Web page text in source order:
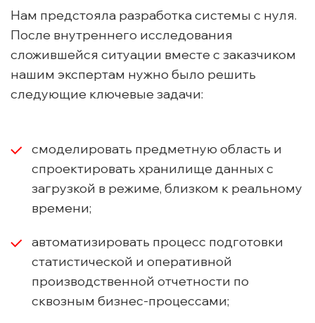
Нам предстояла разработка системы с нуля.
После внутреннего исследования
сложившейся ситуации вместе с заказчиком
нашим экспертам нужно было решить
следующие ключевые задачи:
смоделировать предметную область и
спроектировать хранилище данных с
загрузкой в режиме, близком к реальному
времени;
автоматизировать процесс подготовки
статистической и оперативной
производственной отчетности по
сквозным бизнес-процессами;